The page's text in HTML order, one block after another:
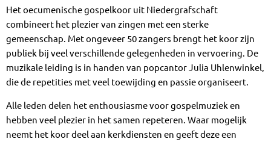
Het oecumenische gospelkoor uit Niedergrafschaft
combineert het plezier van zingen met een sterke
gemeenschap. Met ongeveer 50 zangers brengt het koor zijn
publiek bij veel verschillende gelegenheden in vervoering. De
muzikale leiding is in handen van popcantor Julia Uhlenwinkel,
die de repetities met veel toewijding en passie organiseert.
Alle leden delen het enthousiasme voor gospelmuziek en
hebben veel plezier in het samen repeteren. Waar mogelijk
neemt het koor deel aan kerkdiensten en geeft deze een